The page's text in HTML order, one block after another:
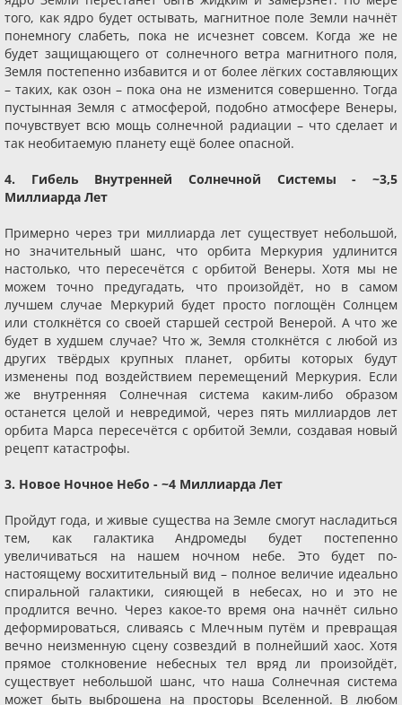
того, как ядро будет остывать, магнитное поле Земли начнёт
понемногу слабеть, пока не исчезнет совсем. Когда же не
будет защищающего от солнечного ветра магнитного поля,
Земля постепенно избавится и от более лёгких составляющих
– таких, как озон – пока она не изменится совершенно. Тогда
пустынная Земля с атмосферой, подобно атмосфере Венеры,
почувствует всю мощь солнечной радиации – что сделает и
так необитаемую планету ещё более опасной.
4. Гибель Внутренней Солнечной Системы - ~3,5
Миллиарда Лет
Примерно через три миллиарда лет существует небольшой,
но значительный шанс, что орбита Меркурия удлинится
настолько, что пересечётся с орбитой Венеры. Хотя мы не
можем точно предугадать, что произойдёт, но в самом
лучшем случае Меркурий будет просто поглощён Солнцем
или столкнётся со своей старшей сестрой Венерой. А что же
будет в худшем случае? Что ж, Земля столкнётся с любой из
других твёрдых крупных планет, орбиты которых будут
изменены под воздействием перемещений Меркурия. Если
же внутренняя Солнечная система каким-либо образом
останется целой и невредимой, через пять миллиардов лет
орбита Марса пересечётся с орбитой Земли, создавая новый
рецепт катастрофы.
3. Новое Ночное Небо - ~4 Миллиарда Лет
Пройдут года, и живые существа на Земле смогут насладиться
тем, как галактика Андромеды будет постепенно
увеличиваться на нашем ночном небе. Это будет по-
настоящему восхитительный вид – полное величие идеально
спиральной галактики, сияющей в небесах, но и это не
продлится вечно. Через какое-то время она начнёт сильно
деформироваться, сливаясь с Млечным путём и превращая
вечно неизменную сцену созвездий в полнейший хаос. Хотя
прямое столкновение небесных тел вряд ли произойдёт,
существует небольшой шанс, что наша Солнечная система
может быть выброшена на просторы Вселенной. В любом